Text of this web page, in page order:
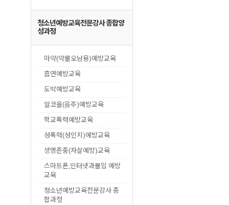
청소년예방교육전문강사 종합양
성과정
마약(약물오남용)예방교육
흡연예방교육
도박예방교육
알코올(음주)예방교육
학교폭력예방교육
성폭력(성인지)예방교육
생명존중(자살예방)교육
스마트폰,인터넷과몰입 예방
교육
청소년예방교육전문강사 종
합과정